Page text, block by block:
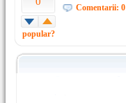
popular?
Comentarii: 0